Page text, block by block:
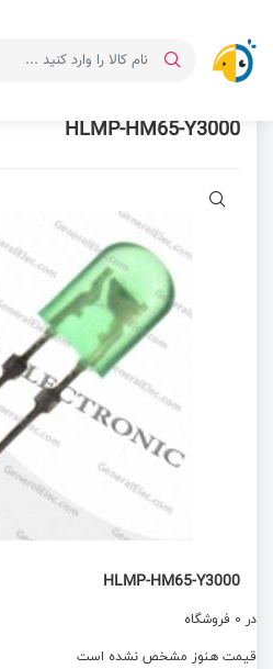
HLMP-HM65-Y3000
HLMP-HM65-Y3000
در 0 فروشگاه
قیمت هنوز مشخص نشده است